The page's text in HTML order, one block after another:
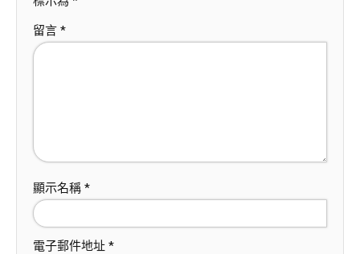
留言 *
顯示名稱 *
電子郵件地址 *